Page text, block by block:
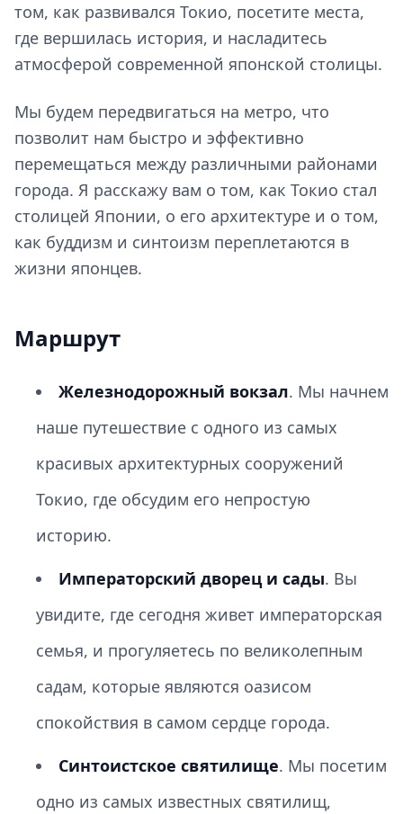
том, как развивался Токио, посетите места,
где вершилась история, и насладитесь
атмосферой современной японской столицы.
Мы будем передвигаться на метро, что
позволит нам быстро и эффективно
перемещаться между различными районами
города. Я расскажу вам о том, как Токио стал
столицей Японии, о его архитектуре и о том,
как буддизм и синтоизм переплетаются в
жизни японцев.
Маршрут
Железнодорожный вокзал. Мы начнем
наше путешествие с одного из самых
красивых архитектурных сооружений
Токио, где обсудим его непростую
историю.
Императорский дворец и сады. Вы
увидите, где сегодня живет императорская
семья, и прогуляетесь по великолепным
садам, которые являются оазисом
спокойствия в самом сердце города.
Синтоистское святилище. Мы посетим
одно из самых известных святилищ,